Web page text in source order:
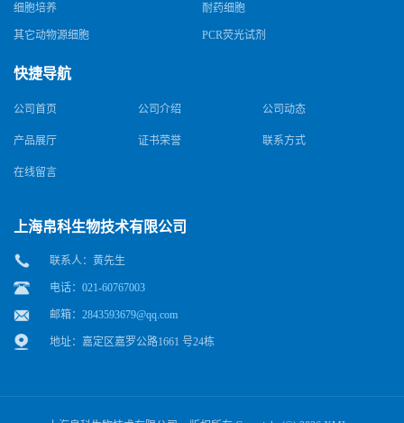
细胞培养 耐药细胞
其它动物源细胞 PCR荧光试剂
快捷导航
公司首页 公司介绍 公司动态
产品展厅 证书荣誉 联系方式
在线留言
上海帛科生物技术有限公司
联系人：黄先生
电话：021-60767003
邮箱： 2843593679@qq.com
地址：嘉定区嘉罗公路1661 号24栋